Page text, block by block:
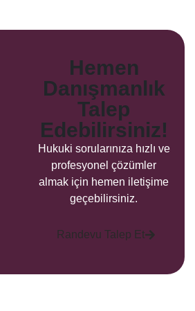
Hemen
Danışmanlık
Talep
Edebilirsiniz!
Hukuki sorularınıza hızlı ve
profesyonel çözümler
almak için hemen iletişime
geçebilirsiniz.
Randevu Talep Et